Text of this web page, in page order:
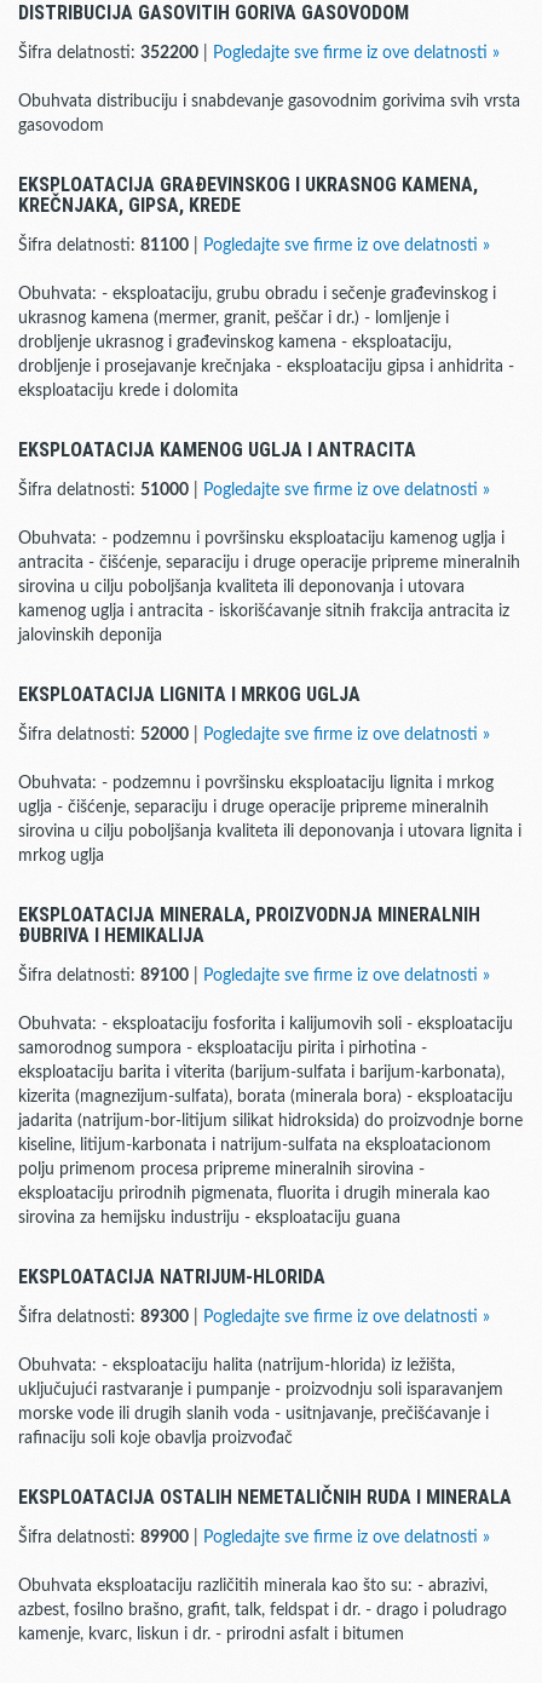
DISTRIBUCIJA GASOVITIH GORIVA GASOVODOM
Šifra delatnosti: 352200 Pogledajte sve firme iz ove delatnosti »
Obuhvata distribuciju i snabdevanje gasovodnim gorivima svih vrsta
gasovodom
EKSPLOATACIJA GRAĐEVINSKOG I UKRASNOG KAMENA,
KREČNJAKA, GIPSA, KREDE
Šifra delatnosti: 81100 Pogledajte sve firme iz ove delatnosti »
Obuhvata: - eksploataciju, grubu obradu i sečenje građevinskog i
ukrasnog kamena (mermer, granit, peščar i dr.) - lomljenje i
drobljenje ukrasnog i građevinskog kamena - eksploataciju,
drobljenje i prosejavanje krečnjaka - eksploataciju gipsa i anhidrita -
eksploataciju krede i dolomita
EKSPLOATACIJA KAMENOG UGLJA I ANTRACITA
Šifra delatnosti: 51000 Pogledajte sve firme iz ove delatnosti »
Obuhvata: - podzemnu i površinsku eksploataciju kamenog uglja i
antracita - čišćenje, separaciju i druge operacije pripreme mineralnih
sirovina u cilju poboljšanja kvaliteta ili deponovanja i utovara
kamenog uglja i antracita - iskorišćavanje sitnih frakcija antracita iz
jalovinskih deponija
EKSPLOATACIJA LIGNITA I MRKOG UGLJA
Šifra delatnosti: 52000 Pogledajte sve firme iz ove delatnosti »
Obuhvata: - podzemnu i površinsku eksploataciju lignita i mrkog
uglja - čišćenje, separaciju i druge operacije pripreme mineralnih
sirovina u cilju poboljšanja kvaliteta ili deponovanja i utovara lignita i
mrkog uglja
EKSPLOATACIJA MINERALA, PROIZVODNJA MINERALNIH
ĐUBRIVA I HEMIKALIJA
Šifra delatnosti: 89100 Pogledajte sve firme iz ove delatnosti »
Obuhvata: - eksploataciju fosforita i kalijumovih soli - eksploataciju
samorodnog sumpora - eksploataciju pirita i pirhotina -
eksploataciju barita i viterita (barijum-sulfata i barijum-karbonata),
kizerita (magnezijum-sulfata), borata (minerala bora) - eksploataciju
jadarita (natrijum-bor-litijum silikat hidroksida) do proizvodnje borne
kiseline, litijum-karbonata i natrijum-sulfata na eksploatacionom
polju primenom procesa pripreme mineralnih sirovina -
eksploataciju prirodnih pigmenata, fluorita i drugih minerala kao
sirovina za hemijsku industriju - eksploataciju guana
EKSPLOATACIJA NATRIJUM-HLORIDA
Šifra delatnosti: 89300 Pogledajte sve firme iz ove delatnosti »
Obuhvata: - eksploataciju halita (natrijum-hlorida) iz ležišta,
uključujući rastvaranje i pumpanje - proizvodnju soli isparavanjem
morske vode ili drugih slanih voda - usitnjavanje, prečišćavanje i
rafinaciju soli koje obavlja proizvođač
EKSPLOATACIJA OSTALIH NEMETALIČNIH RUDA I MINERALA
Šifra delatnosti: 89900 Pogledajte sve firme iz ove delatnosti »
Obuhvata eksploataciju različitih minerala kao što su: - abrazivi,
azbest, fosilno brašno, grafit, talk, feldspat i dr. - drago i poludrago
kamenje, kvarc, liskun i dr. - prirodni asfalt i bitumen